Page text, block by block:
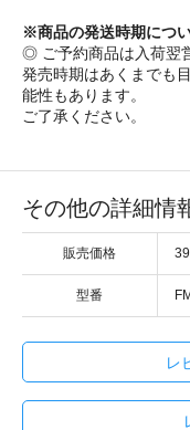
※商品の発送時期につ
◎ ご予約商品は入荷翌
発売時期はあくまでも
能性もあります。
ご了承ください。
その他の詳細情
販売価格
型番
レ